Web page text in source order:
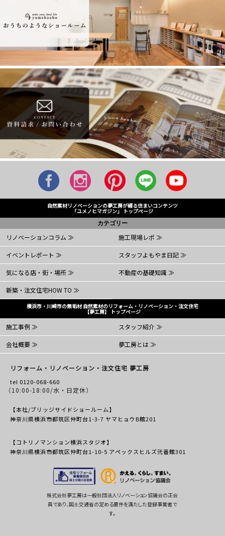
自然素材リノベーションの夢工房が綴る住まいコンテンツ
「ユメノヒマガジン」 トップページ
カテゴリー
リノベーションコラム ≫ 施工現場レポ ≫
イベントレポート ≫ スタッフよもやま日記 ≫
気になる店・街・場所 ≫ 不動産の基礎知識 ≫
新築・注文住宅HOW TO ≫
横浜市・川崎市の無垢材 自然素材のリフォーム・リノベーション・注文住宅
【夢工房】 トップページ
施工事例 ≫ スタッフ紹介 ≫
会社概要 ≫ 夢工房とは ≫
リフォーム・リノベーション・注文住宅 夢工房
tel 0120-068-660
（10:00-18:00/水・日定休）
【本社/ブリッジサイドショールーム】
神奈川県横浜市都筑区仲町台1-3-7 ヤマヒョウB館201
【コトリノマンション横浜スタジオ】
神奈川県横浜市都筑区仲町台1-10-5 アペックスヒルズ弐番館301
株式会社夢工房は一般社団法人リノベーション協議会の正会
員であり、国土交通省の定める要件を満たした登録事業者で
す。